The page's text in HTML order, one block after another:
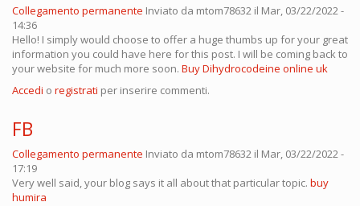
Collegamento permanente Inviato da mtom78632 il Mar, 03/22/2022 -
14:36
Hello! I simply would choose to offer a huge thumbs up for your great
information you could have here for this post. I will be coming back to
your website for much more soon. Buy Dihydrocodeine online uk
Accedi o registrati per inserire commenti.
FB
Collegamento permanente Inviato da mtom78632 il Mar, 03/22/2022 -
17:19
Very well said, your blog says it all about that particular topic. buy
humira